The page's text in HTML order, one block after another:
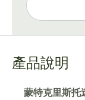
產品說明
蒙特克里斯托